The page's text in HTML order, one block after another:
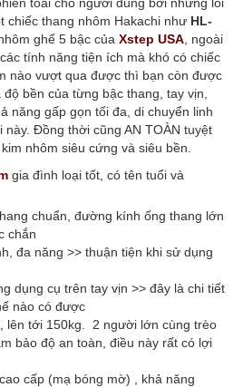
chiếc thang nhôm Hakachi như HL-
ghế 5 bậc của Xstep USA , ngoài
tính năng tiện ích mà khó có chiếc
nào vượt qua được thì bạn còn được
bền của từng bậc thang, tay vịn,
năng gấp gọn tối đa, di chuyển linh
này. Đồng thời cũng AN TOÀN tuyệt
nhôm siêu cứng và siêu bền.
gia đình loại tốt, có tên tuổi và
chuẩn, đường kính ống thang lớn
chắn
đa năng >> thuận tiện khi sử dụng
dụng cụ trên tay vịn >> đây là chi tiết
nào có được
lên tới 150kg. 2 người lớn cùng trèo
bảo độ an toàn, điều này rất có lợi
cấp (mạ bóng mờ) , khả năng